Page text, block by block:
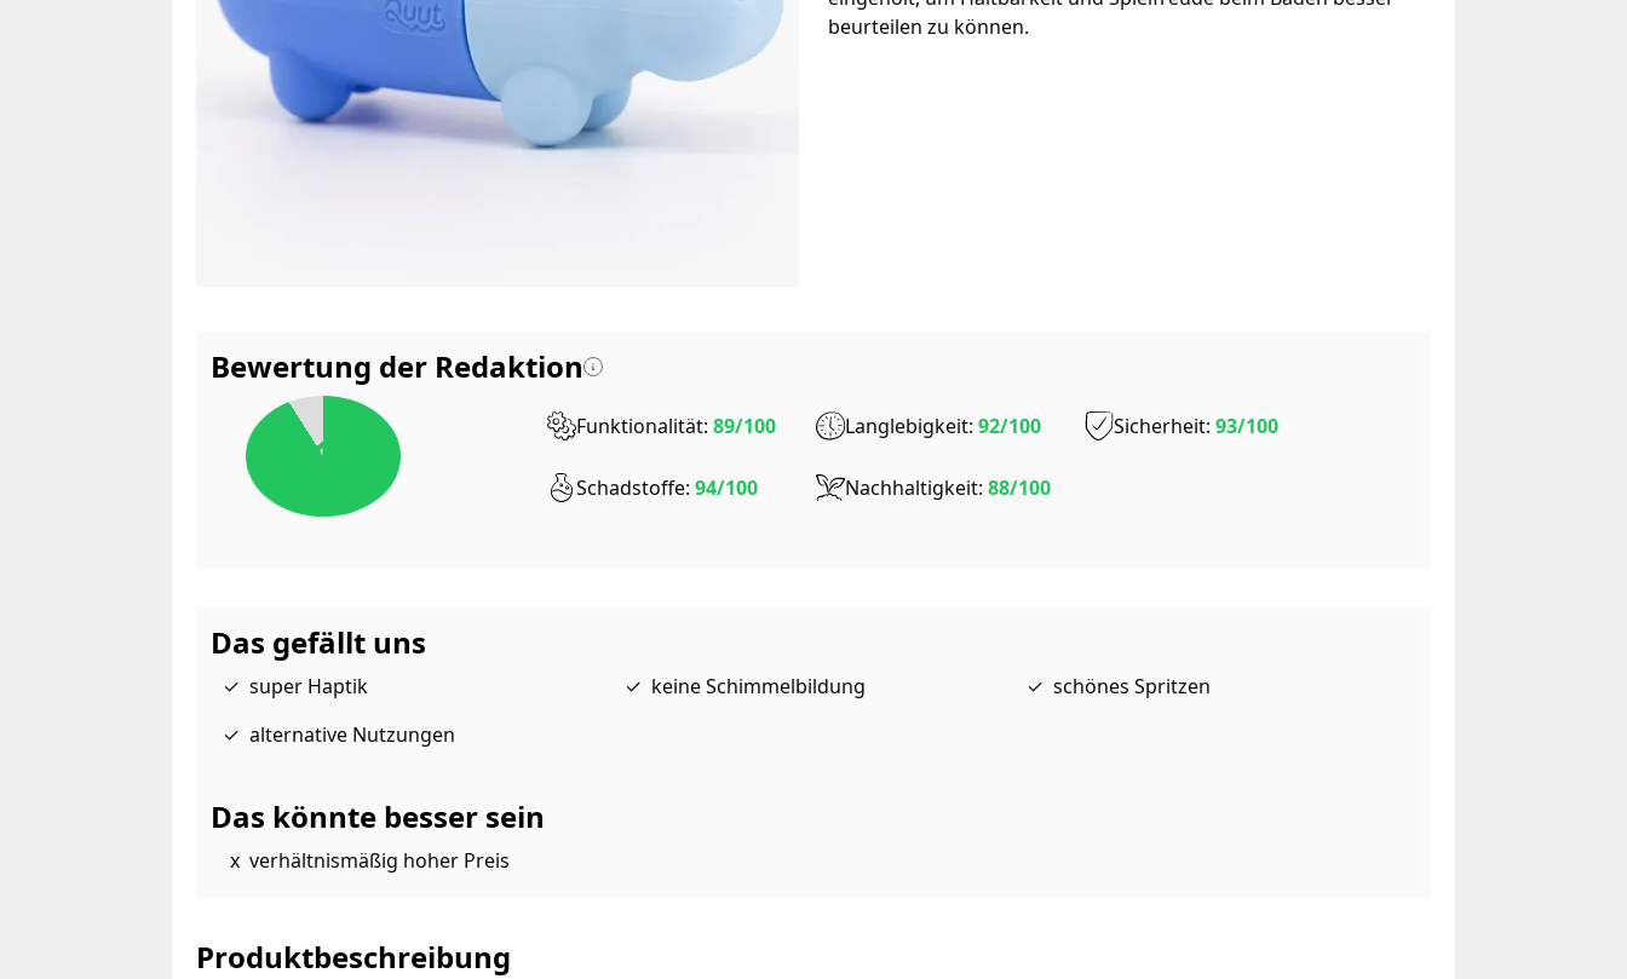
beurteilen zu können.
Bewertung der Redaktion
91 Funktionalität: 89/100 Langlebigkeit: 92/100 Sicherheit: 93/100
Schadstoffe: 94/100 Nachhaltigkeit: 88/100
Das gefällt uns
super Haptik keine Schimmelbildung
schönes Spritzen
alternative Nutzungen
Das könnte besser sein
verhältnismäßig hoher Preis
Produktbeschreibung